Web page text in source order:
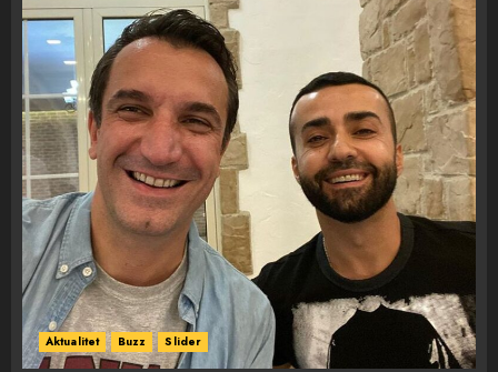
Aktualitet Buzz Slider